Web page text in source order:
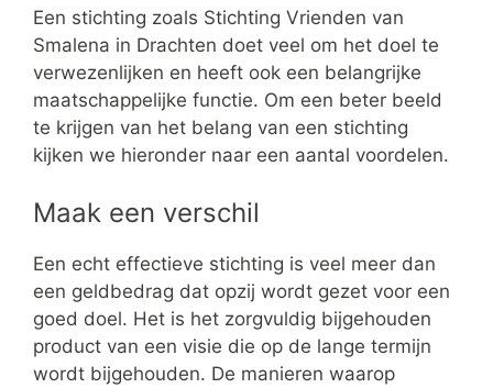
Een stichting zoals Stichting Vrienden van
Smalena in Drachten doet veel om het doel te
verwezenlijken en heeft ook een belangrijke
maatschappelijke functie. Om een beter beeld
te krijgen van het belang van een stichting
kijken we hieronder naar een aantal voordelen.
Maak een verschil
Een echt effectieve stichting is veel meer dan
een geldbedrag dat opzij wordt gezet voor een
goed doel. Het is het zorgvuldig bijgehouden
product van een visie die op de lange termijn
wordt bijgehouden. De manieren waarop